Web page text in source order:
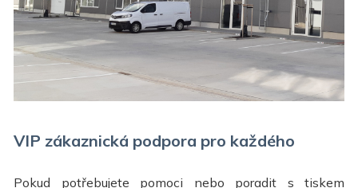
VIP zákaznická podpora pro každého
Pokud potřebujete pomoci nebo poradit s tiskem